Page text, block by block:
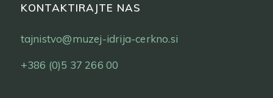
KONTAKTIRAJTE NAS
tajnistvo@muzej-idrija-cerkno.si
+386 (0)5 37 266 00